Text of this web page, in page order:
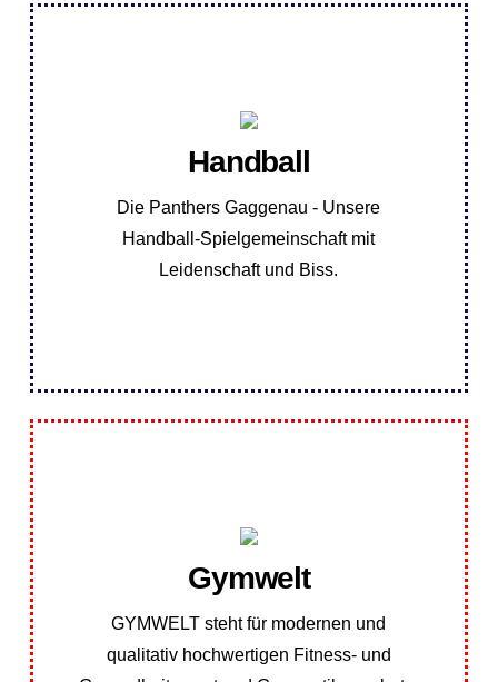
Handball
Die Panthers Gaggenau - Unsere
Handball-Spielgemeinschaft mit
Leidenschaft und Biss.
Erfahren Sie mehr
Auf der Seite der Handaballabteilung
erfahren Sie mehr über die Panthers
Gaggenau.
Panthers Gaggenau
Gymwelt
GYMWELT steht für modernen und
qualitativ hochwertigen Fitness- und
Unseren Übungsplan der TBR-Gymwelt
Übungsplan Gymwelt